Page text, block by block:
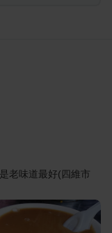
老味道最好(四維市